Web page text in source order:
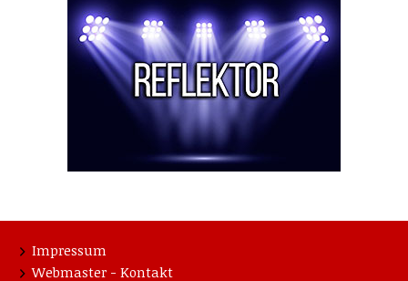
Impressum
Webmaster - Kontakt